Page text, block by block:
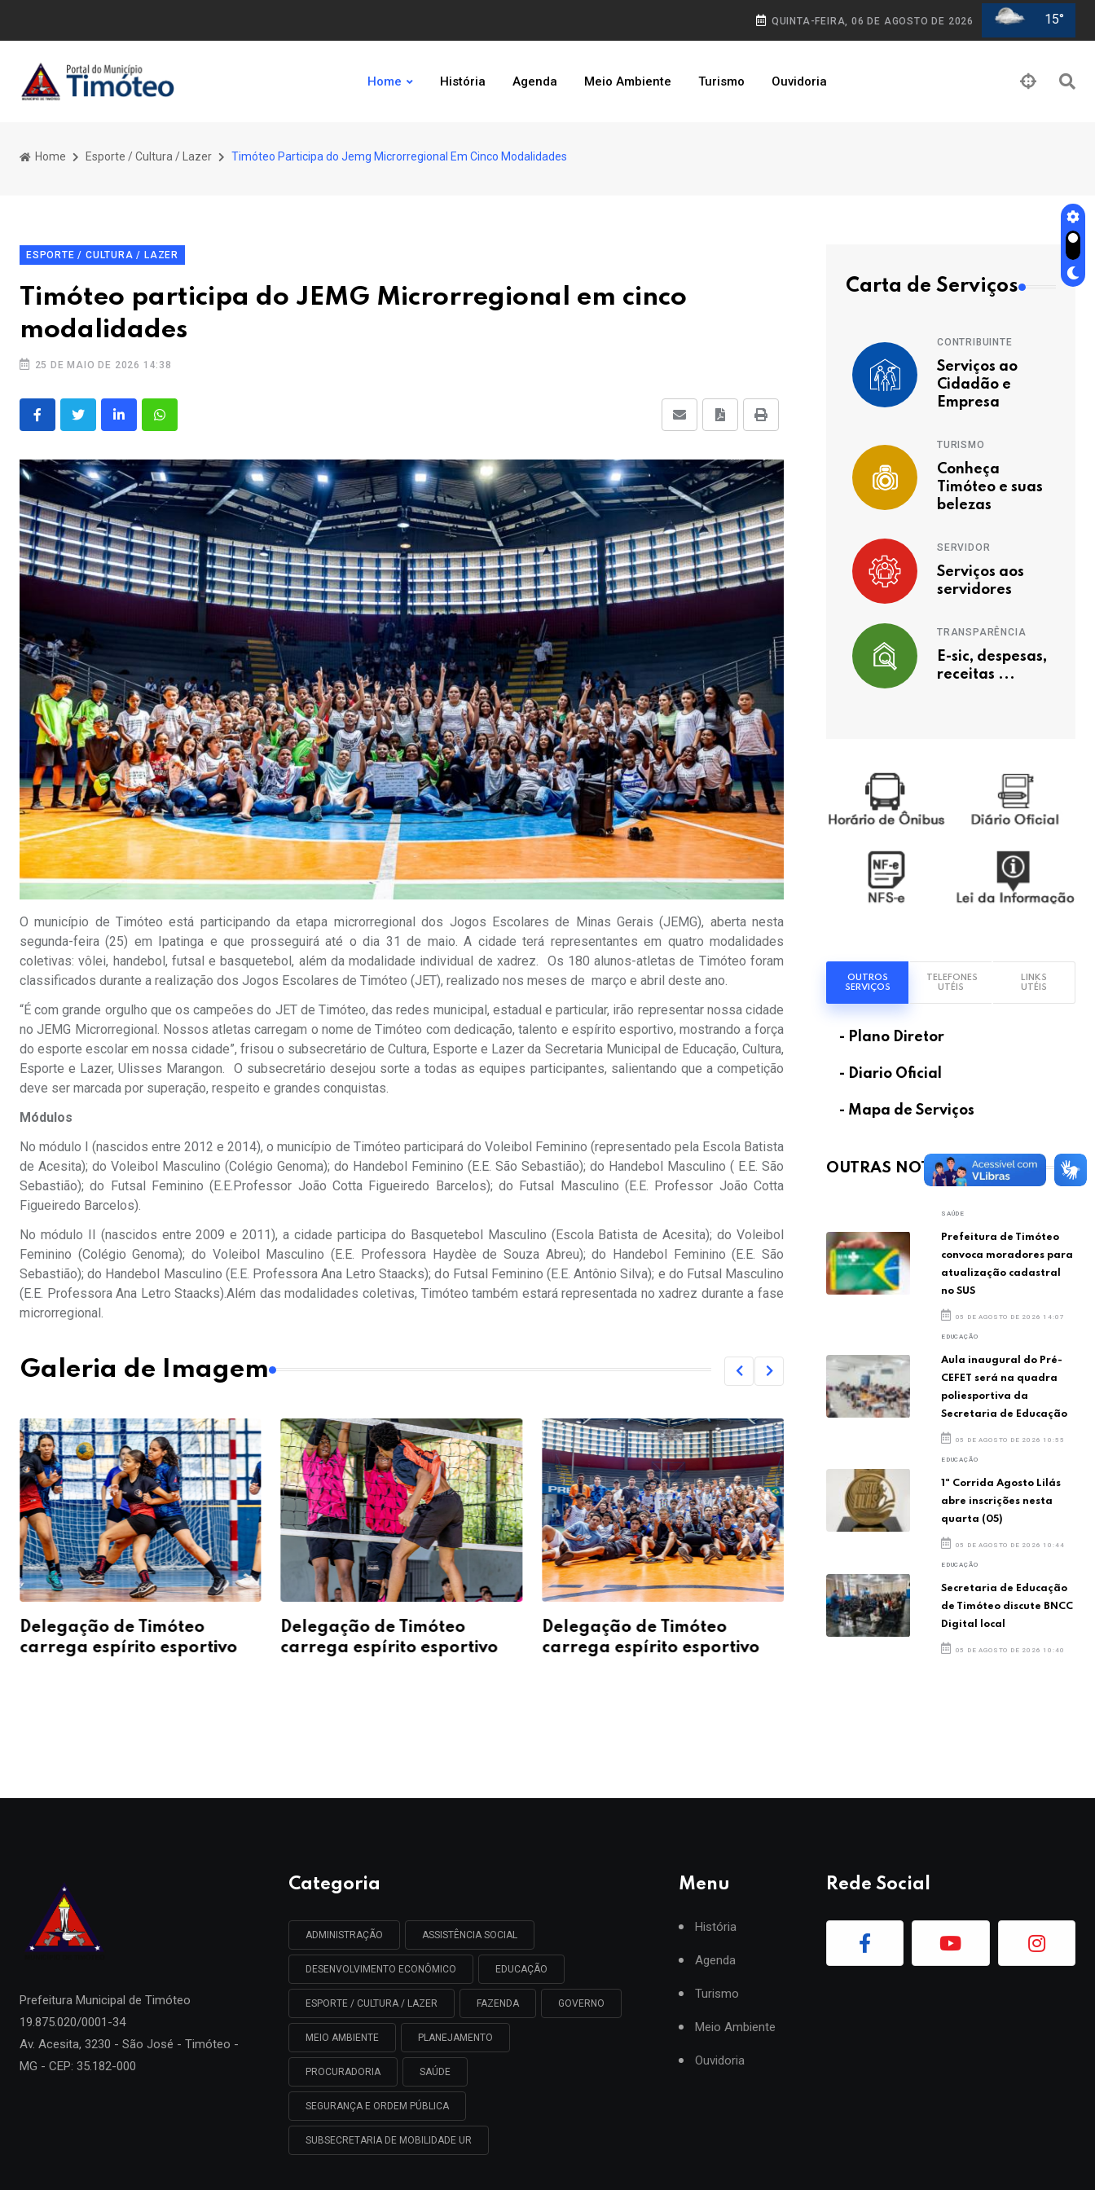
QUINTA-FEIRA, 06 DE AGOSTO DE 2026 15°
Home História Agenda Meio Ambiente Turismo Ouvidoria
Home Esporte / Cultura / Lazer Timóteo Participa do Jemg Microrregional Em Cinco Modalidades
ESPORTE / CULTURA / LAZER
Timóteo participa do JEMG Microrregional em cinco
modalidades
25 DE MAIO DE 2026 14:38
O município de Timóteo está participando da etapa microrregional dos Jogos Escolares de Minas Gerais (JEMG), aberta nesta
segunda-feira (25) em Ipatinga e que prosseguirá até o dia 31 de maio. A cidade terá representantes em quatro modalidades
coletivas: vôlei, handebol, futsal e basquetebol, além da modalidade individual de xadrez. Os 180 alunos-atletas de Timóteo foram
classificados durante a realização dos Jogos Escolares de Timóteo (JET), realizado nos meses de março e abril deste ano.
“É com grande orgulho que os campeões do JET de Timóteo, das redes municipal, estadual e particular, irão representar nossa cidade
no JEMG Microrregional. Nossos atletas carregam o nome de Timóteo com dedicação, talento e espírito esportivo, mostrando a força
do esporte escolar em nossa cidade”, frisou o subsecretário de Cultura, Esporte e Lazer da Secretaria Municipal de Educação, Cultura,
Esporte e Lazer, Ulisses Marangon. O subsecretário desejou sorte a todas as equipes participantes, salientando que a competição
deve ser marcada por superação, respeito e grandes conquistas.
Módulos
No módulo I (nascidos entre 2012 e 2014), o município de Timóteo participará do Voleibol Feminino (representado pela Escola Batista
de Acesita); do Voleibol Masculino (Colégio Genoma); do Handebol Feminino (E.E. São Sebastião); do Handebol Masculino ( E.E. São
Sebastião); do Futsal Feminino (E.E.Professor João Cotta Figueiredo Barcelos); do Futsal Masculino (E.E. Professor João Cotta
Figueiredo Barcelos).
No módulo II (nascidos entre 2009 e 2011), a cidade participa do Basquetebol Masculino (Escola Batista de Acesita); do Voleibol
Feminino (Colégio Genoma); do Voleibol Masculino (E.E. Professora Haydèe de Souza Abreu); do Handebol Feminino (E.E. São
Sebastião); do Handebol Masculino (E.E. Professora Ana Letro Staacks); do Futsal Feminino (E.E. Antônio Silva); e do Futsal Masculino
(E.E. Professora Ana Letro Staacks).Além das modalidades coletivas, Timóteo também estará representada no xadrez durante a fase
microrregional.
Galeria de Imagem
Delegação de Timóteo
carrega espírito esportivo
Delegação de Timóteo
carrega espírito esportivo
Delegação de Timóteo
carrega espírito esportivo
Delegação de Timóteo
carrega espírito esportivo
Carta de Serviços
CONTRIBUINTE
Serviços ao
Cidadão e
Empresa
TURISMO
Conheça
Timóteo e suas
belezas
SERVIDOR
Serviços aos
servidores
TRANSPARÊNCIA
E-sic, despesas,
receitas ...
OUTROS
SERVIÇOS
TELEFONES
UTÉIS
LINKS
UTÉIS
- Plano Diretor
- Diario Oficial
- Mapa de Serviços
OUTRAS NOTÍCIAS
SAÚDE
Prefeitura de Timóteo
convoca moradores para
atualização cadastral
no SUS
05 DE AGOSTO DE 2026 14:07
EDUCAÇÃO
Aula inaugural do Pré-
CEFET será na quadra
poliesportiva da
Secretaria de Educação
05 DE AGOSTO DE 2026 10:55
EDUCAÇÃO
1ª Corrida Agosto Lilás
abre inscrições nesta
quarta (05)
05 DE AGOSTO DE 2026 10:44
EDUCAÇÃO
Secretaria de Educação
de Timóteo discute BNCC
Digital local
05 DE AGOSTO DE 2026 10:40
Prefeitura Municipal de Timóteo
19.875.020/0001-34
Av. Acesita, 3230 - São José - Timóteo -
MG - CEP: 35.182-000
Categoria
ADMINISTRAÇÃO ASSISTÊNCIA SOCIAL
DESENVOLVIMENTO ECONÔMICO EDUCAÇÃO
ESPORTE / CULTURA / LAZER FAZENDA GOVERNO
MEIO AMBIENTE PLANEJAMENTO
PROCURADORIA SAÚDE
SEGURANÇA E ORDEM PÚBLICA
SUBSECRETARIA DE MOBILIDADE UR
Menu
História
Agenda
Turismo
Meio Ambiente
Ouvidoria
Rede Social